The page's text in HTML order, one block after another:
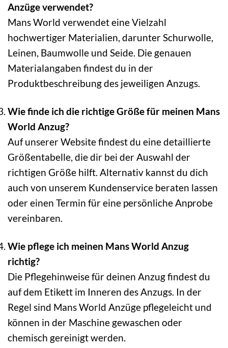
Anzüge verwendet?
Mans World verwendet eine Vielzahl
hochwertiger Materialien, darunter Schurwolle,
Leinen, Baumwolle und Seide. Die genauen
Materialangaben findest du in der
Produktbeschreibung des jeweiligen Anzugs.
Wie finde ich die richtige Größe für meinen Mans
World Anzug?
Auf unserer Website findest du eine detaillierte
Größentabelle, die dir bei der Auswahl der
richtigen Größe hilft. Alternativ kannst du dich
auch von unserem Kundenservice beraten lassen
oder einen Termin für eine persönliche Anprobe
vereinbaren.
Wie pflege ich meinen Mans World Anzug
richtig?
Die Pflegehinweise für deinen Anzug findest du
auf dem Etikett im Inneren des Anzugs. In der
Regel sind Mans World Anzüge pflegeleicht und
können in der Maschine gewaschen oder
chemisch gereinigt werden.